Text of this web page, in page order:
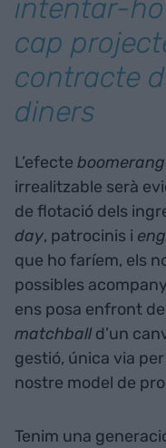
intentar-
cap
contracte
diners
L’efecte boomerang
irrealitzable serà
de flotació dels
day, patrocinis i
que ho faríem, els
possibles
ens posa enfront
matchball d’un
gestió, única via
nostre model de
Tenim una